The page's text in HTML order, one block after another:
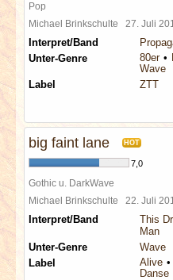
Pop
Michael Brinkschulte 27. Juli
Interpret/Band
Unter-Genre
80er
Wave
Label
ZTT
big faint lane HOT
7,0
Gothic u. DarkWave
Michael Brinkschulte 22. Juli
Interpret/Band
This
Man
Unter-Genre
Wave
Label
Alive
Danse